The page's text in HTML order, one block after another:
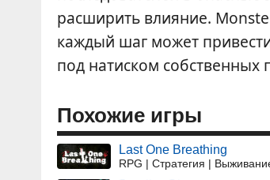
расширить влияние.
каждый шаг может
под натиском собственных
Похожие игры
Last One Breathing
RPG | Стратегия |